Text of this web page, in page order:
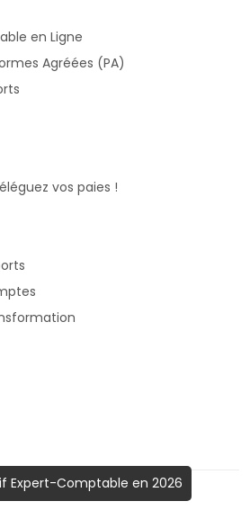
en Ligne
Agréées (PA)
vos paies !
Expert-Comptable en 2026